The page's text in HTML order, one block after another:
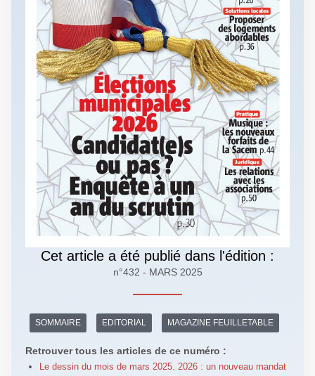
Cet article a été publié dans l'édition :
n°432 - MARS 2025
SOMMAIRE EDITORIAL MAGAZINE FEUILLETABLE
Retrouver tous les articles de ce numéro :
Le dessin du mois de mars 2025. 2026 : un nouveau mandat